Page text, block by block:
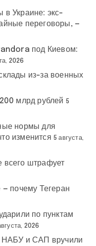
в Украине: экс-
переговоры, —
под Киевом:
2026
из-за военных
млрд рублей 5
нормы для
изменится 5 августа,
штрафует
— почему Тегеран
по пунктам
2026
НАБУ и САП вручили